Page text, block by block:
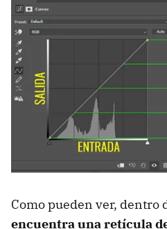
Como pueden ver, dentro
encuentra una retícula